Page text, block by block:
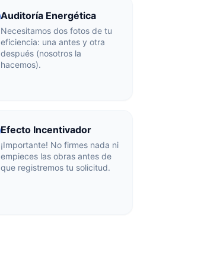
Auditoría Energética
Necesitamos dos fotos de tu
eficiencia: una antes y otra
después (nosotros la
hacemos).
Efecto Incentivador
¡Importante! No firmes nada ni
empieces las obras antes de
que registremos tu solicitud.